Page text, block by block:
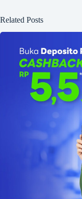
Related Posts